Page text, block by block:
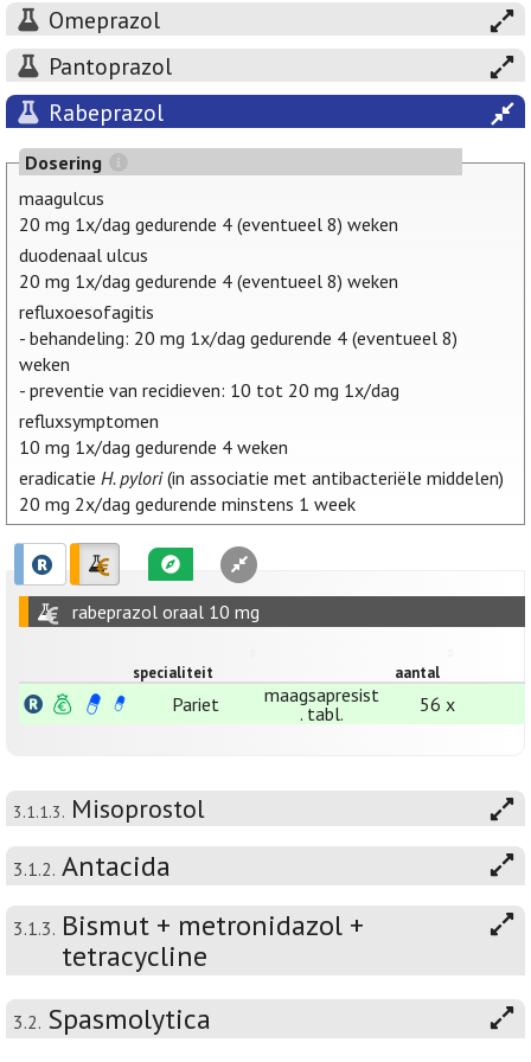
Omeprazol
Pantoprazol
Rabeprazol
Dosering
maagulcus
20 mg 1x/dag gedurende 4 (eventueel 8) weken
duodenaal ulcus
20 mg 1x/dag gedurende 4 (eventueel 8) weken
refluxoesofagitis
- behandeling: 20 mg 1x/dag gedurende 4 (eventueel 8)
weken
- preventie van recidieven: 10 tot 20 mg 1x/dag
refluxsymptomen
10 mg 1x/dag gedurende 4 weken
eradicatie H. pylori(in associatie met antibacteriële middelen)
20 mg 2x/dag gedurende minstens 1 week
rabeprazol oraal 10 mg
specialiteit aantal
Pariet
maagsapresist
. tabl.
56 x
3.1.1.3. Misoprostol
3.1.2. Antacida
3.1.3. Bismut + metronidazol +
tetracycline
3.2. Spasmolytica